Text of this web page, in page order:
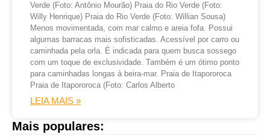
Verde (Foto: Antônio Mourão) Praia do Rio Verde (Foto:
Willy Henrique) Praia do Rio Verde (Foto: Willian Sousa)
Menos movimentada, com mar calmo e areia fofa. Possui
algumas barracas mais sofisticadas. Acessível por carro ou
caminhada pela orla. É indicada para quem busca sossego
com um toque de exclusividade. Também é um ótimo ponto
para caminhadas longas à beira-mar. Praia de Itapororoca
Praia de Itapororoca (Foto: Carlos Alberto
LEIA MAIS »
Mais populares: